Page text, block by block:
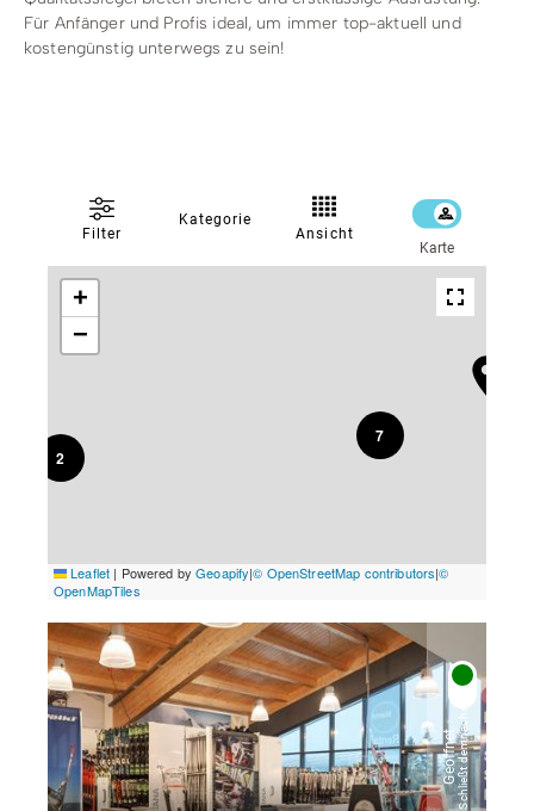
Für Anfänger und Profis ideal, um immer top-aktuell und
kostengünstig unterwegs zu sein!
Filter
Kategorie
Ansicht
Karte
GeöffnetSchließt demnächst